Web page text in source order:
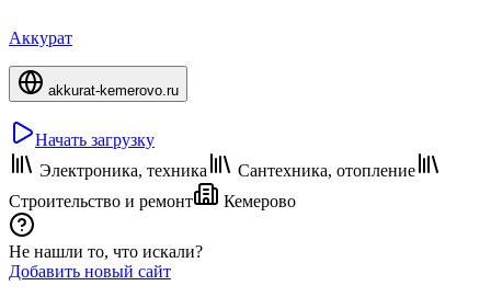
Аккурат
akkurat-kemerovo.ru
Начать загрузку
Электроника, техника
Сантехника, отопление
Строительство и ремонт
Кемерово
Не нашли то, что искали?
Добавить новый сайт